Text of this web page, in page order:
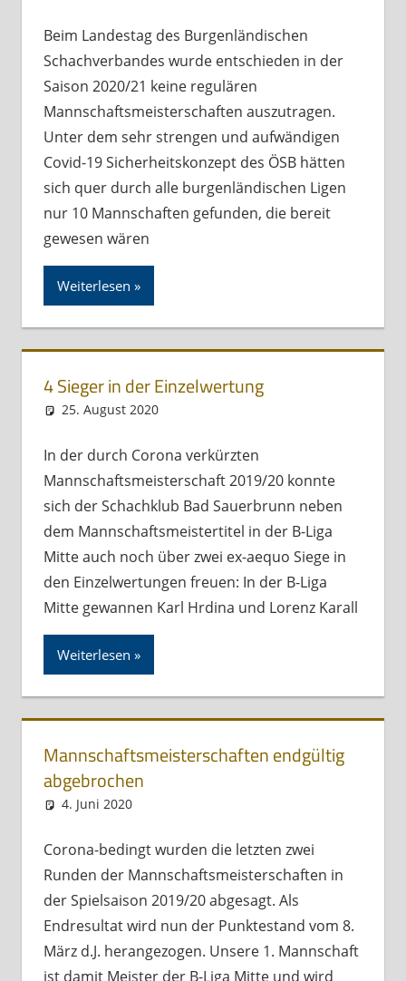
Beim Landestag des Burgenländischen
Schachverbandes wurde entschieden in der
Saison 2020/21 keine regulären
Mannschaftsmeisterschaften auszutragen.
Unter dem sehr strengen und aufwändigen
Covid-19 Sicherheitskonzept des ÖSB hätten
sich quer durch alle burgenländischen Ligen
nur 10 Mannschaften gefunden, die bereit
gewesen wären
Weiterlesen
4 Sieger in der Einzelwertung
25. August 2020
In der durch Corona verkürzten
Mannschaftsmeisterschaft 2019/20 konnte
sich der Schachklub Bad Sauerbrunn neben
dem Mannschaftsmeistertitel in der B-Liga
Mitte auch noch über zwei ex-aequo Siege in
den Einzelwertungen freuen: In der B-Liga
Mitte gewannen Karl Hrdina und Lorenz Karall
Weiterlesen
Mannschaftsmeisterschaften endgültig
abgebrochen
4. Juni 2020
Corona-bedingt wurden die letzten zwei
Runden der Mannschaftsmeisterschaften in
der Spielsaison 2019/20 abgesagt. Als
Endresultat wird nun der Punktestand vom 8.
März d.J. herangezogen. Unsere 1. Mannschaft
ist damit Meister der B-Liga Mitte und wird